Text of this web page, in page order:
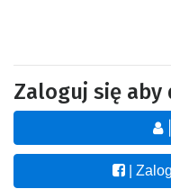
Zaloguj się aby
|
|